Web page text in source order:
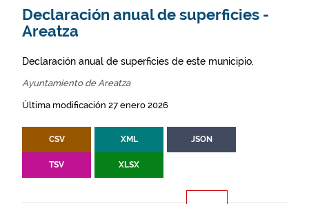
Declaración anual de superficies -
Areatza
Declaración anual de superficies de este municipio.
Ayuntamiento de Areatza
Última modificación 27 enero 2026
CSV XML JSON
TSV XLSX